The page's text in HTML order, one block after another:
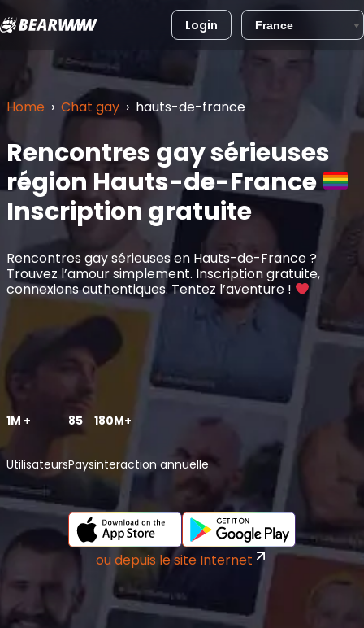
Aller
Login
Home › Chat gay › hauts-de-france
Rencontres gay sérieuses
région Hauts-de-France
Inscription gratuite
Rencontres gay sérieuses en Hauts-de-France ?
Trouvez l’amour simplement. Inscription gratuite,
connexions authentiques. Tentez l’aventure !
1M +
Utilisateurs
85
Pays
180M+
interaction annuelle
ou depuis le site Internet